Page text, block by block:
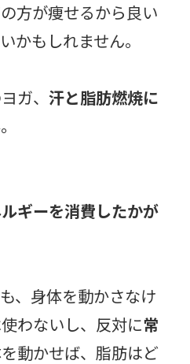
方が痩せるから良い
かもしれません。
ガ、 汗と脂肪燃焼に
。
ギーを消費したかが
、身体を動かさなけ
わないし、反対に常
動かせば、脂肪はど